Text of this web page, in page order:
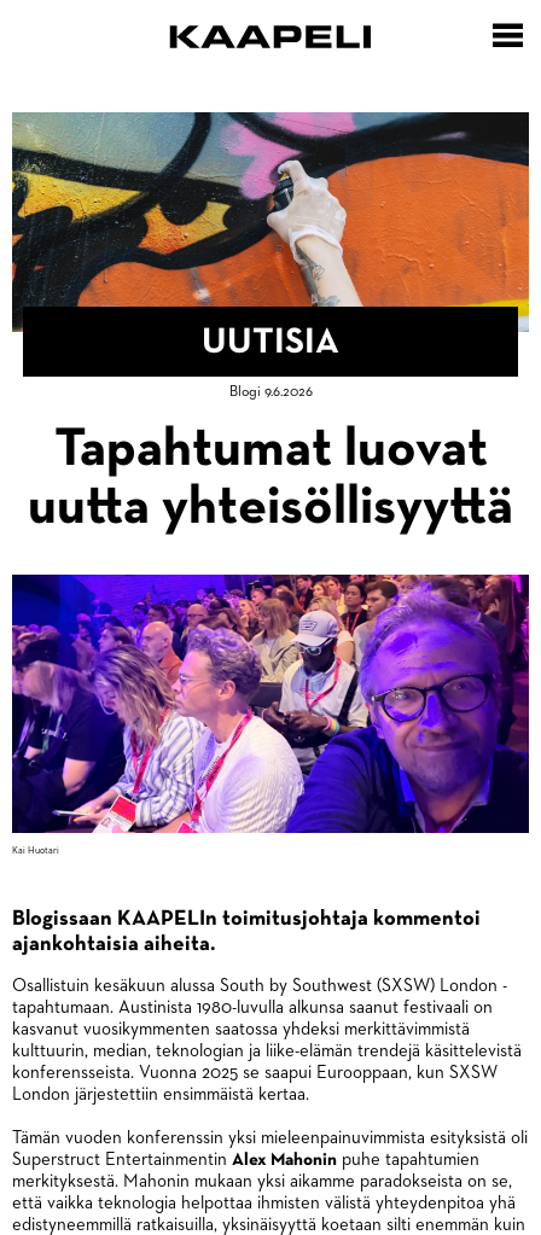
UUTISIA
Uutisia
Blogi 9.6.2026
Tapahtumat luovat
uutta yhteisöllisyyttä
Kai Huotari
Blogissaan KAAPELIn toimitusjohtaja kommentoi
ajankohtaisia aiheita.
Osallistuin kesäkuun alussa South by Southwest (SXSW) London -
tapahtumaan. Austinista 1980-luvulla alkunsa saanut festivaali on
kasvanut vuosikymmenten saatossa yhdeksi merkittävimmistä
kulttuurin, median, teknologian ja liike-elämän trendejä käsittelevistä
konferensseista. Vuonna 2025 se saapui Eurooppaan, kun SXSW
London järjestettiin ensimmäistä kertaa.
Tämän vuoden konferenssin yksi mieleenpainuvimmista esityksistä oli
Superstruct Entertainmentin Alex Mahonin puhe tapahtumien
merkityksestä. Mahonin mukaan yksi aikamme paradokseista on se,
että vaikka teknologia helpottaa ihmisten välistä yhteydenpitoa yhä
edistyneemmillä ratkaisuilla, yksinäisyyttä koetaan silti enemmän kuin